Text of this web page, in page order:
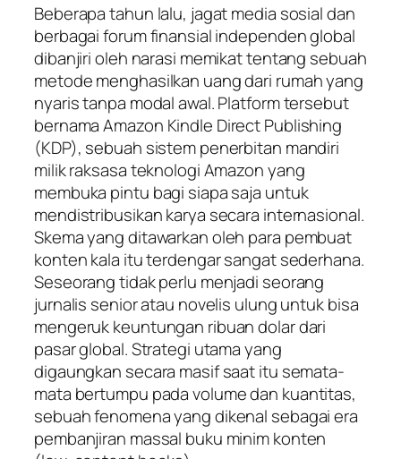
Beberapa tahun lalu, jagat media sosial dan
berbagai forum finansial independen global
dibanjiri oleh narasi memikat tentang sebuah
metode menghasilkan uang dari rumah yang
nyaris tanpa modal awal. Platform tersebut
bernama Amazon Kindle Direct Publishing
(KDP), sebuah sistem penerbitan mandiri
milik raksasa teknologi Amazon yang
membuka pintu bagi siapa saja untuk
mendistribusikan karya secara internasional.
Skema yang ditawarkan oleh para pembuat
konten kala itu terdengar sangat sederhana.
Seseorang tidak perlu menjadi seorang
jurnalis senior atau novelis ulung untuk bisa
mengeruk keuntungan ribuan dolar dari
pasar global. Strategi utama yang
digaungkan secara masif saat itu semata-
mata bertumpu pada volume dan kuantitas,
sebuah fenomena yang dikenal sebagai era
pembanjiran massal buku minim konten